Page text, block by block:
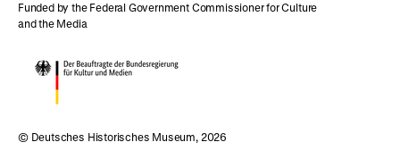
Funded by the Federal Government Commissioner for Culture
and the Media
© Deutsches Historisches Museum, 2026